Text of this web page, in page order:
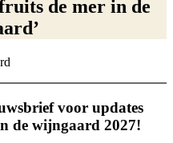
de mer in de
voor updates
de wijngaard 2027!